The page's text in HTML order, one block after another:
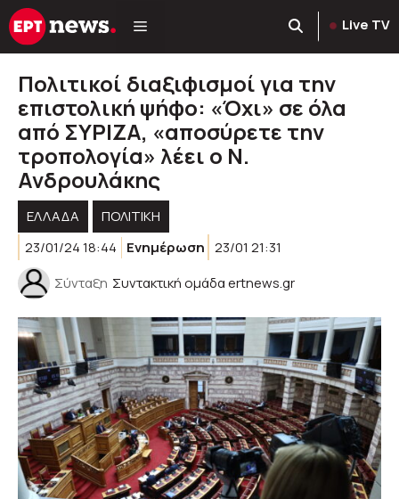
Μετάβαση
σε
Live TV
Πολιτικοί διαξιφισμοί για την
επιστολική ψήφο: «Όχι» σε όλα
από ΣΥΡΙΖΑ, «αποσύρετε την
τροπολογία» λέει ο Ν.
Ανδρουλάκης
ΕΛΛΑΔΑ
ΠΟΛΙΤΙΚΉ
23/01/24 18:44
Ενημέρωση 23/01 21:31
Σύνταξη Συντακτική ομάδα ertnews.gr